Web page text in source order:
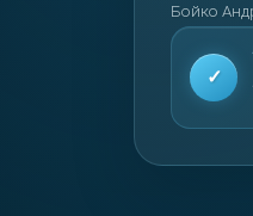
Бойко
✓